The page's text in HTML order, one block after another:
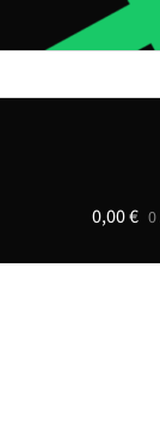
0,00€